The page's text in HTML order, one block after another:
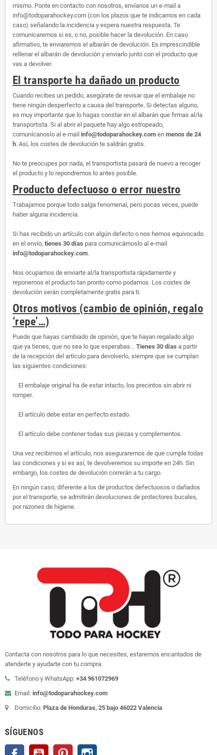
mismo. Ponte en contacto con nosotros, envíanos un e-mail a
info@todoparahockey.com (con los plazos que te indicamos en cada
caso) señalando la incidencia y espera nuestra respuesta. Te
comunicaremos si es, o no, posible hacer la devolución. En caso
afirmativo, te enviaremos el albarán de devolución. Es imprescindible
rellenar el albarán de devolución y enviarlo junto con el producto que
vas a devolver.
El transporte ha dañado un producto
Cuando recibes un pedido, asegúrate de revisar que el embalaje no
tiene ningún desperfecto a causa del transporte. Si detectas alguno,
es muy importante que lo hagas constar en el albarán que firmas al/la
transportista. Si al abrir el paquete hay algo estropeado,
comunícanoslo al e-mail info@todoparahockey.com en menos de 24
h. Así, los costes de devolución te saldrán gratis.
No te preocupes por nada, el transportista pasará de nuevo a recoger
el producto y lo repondremos lo antes posible.
Producto defectuoso o error nuestro
Trabajamos porque todo salga fenomenal, pero pocas veces, puede
haber alguna incidencia.
Si has recibido un artículo con algún defecto o nos hemos equivocado
en el envío, tienes 30 días para comunicárnoslo al e-mail
info@todoparahockey.com.
Nos ocupamos de enviarte al/la transportista rápidamente y
reponemos el producto tan pronto como podamos. Los costes de
devolución serán completamente gratis para ti.
Otros motivos (cambio de opinión, regalo
‘repe’…)
Puede que hayas cambiado de opinión, que te hayan regalado algo
que ya tienes, que no sea lo que esperabas… Tienes 30 días a partir
de la recepción del artículo para devolverlo, siempre que se cumplan
las siguientes condiciones:
El embalaje original ha de estar intacto, los precintos sin abrir ni
romper.
El artículo debe estar en perfecto estado.
El artículo debe contener todas sus piezas y complementos.
Una vez recibimos el artículo, nos aseguraremos de que cumple todas
las condiciones y si es así, te devolveremos su importe en 24h. Sin
embargo, los costes de devolución correrán a tu cargo.
En ningún caso, diferente a los de productos defectuosos o dañados
por el transporte, se admitirán devoluciones de protectores bucales,
por razones de higiene.
Contacta con nosotros para lo que necesites, estaremos encantados de
atenderte y ayudarte con tu compra.
Teléfono y WhatsApp: +34 961072969
Email: info@todoparahockey.com
Domicilio: Plaza de Honduras, 25 bajo 46022 Valencia
SÍGUENOS
Facebook YouTube Pinterest